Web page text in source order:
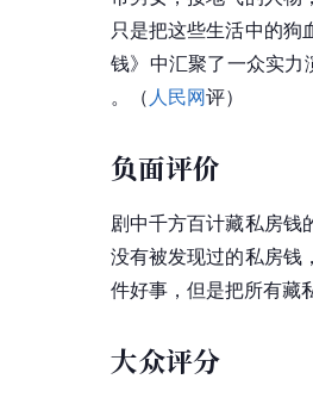
只是把这些生活中的狗
钱》中汇聚了一众实力
。（ 人民网评）
负面评价
剧中千方百计藏私房钱
没有被发现过的私房钱
件好事，但是把所有藏
大众评分